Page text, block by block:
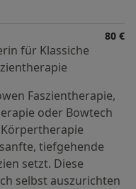
80 €
für Klassiche
Faszientherapie,
oder Bowtech
tiefgehende
setzt. Diese
selbst auszurichten